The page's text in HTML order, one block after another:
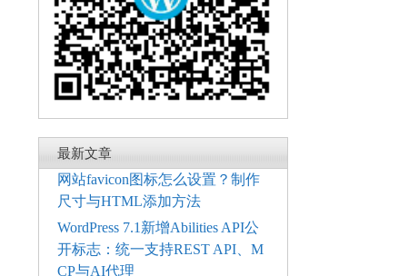
最新文章
网站favicon图标怎么设置？制作
尺寸与HTML添加方法
WordPress 7.1新增Abilities API公
开标志：统一支持REST API、M
CP与AI代理